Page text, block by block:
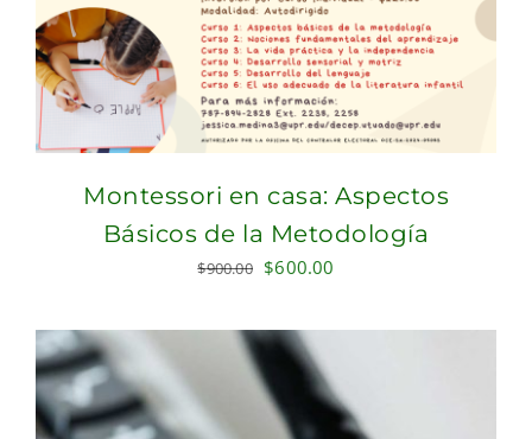
Montessori en casa: Aspectos
Básicos de la Metodología
$900.00 Original
was:
$900.00.
$600.00
is: